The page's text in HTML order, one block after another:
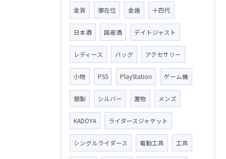
金貨 御在位 金歯 十四代
日本酒 国産酒 デイトジャスト
レディース バッグ アクセサリー
小物 PS5 PlayStation ゲーム機
銀製 シルバー 置物 メンズ
KADOYA ライダースジャケット
シングルライダース 電動工具 工具